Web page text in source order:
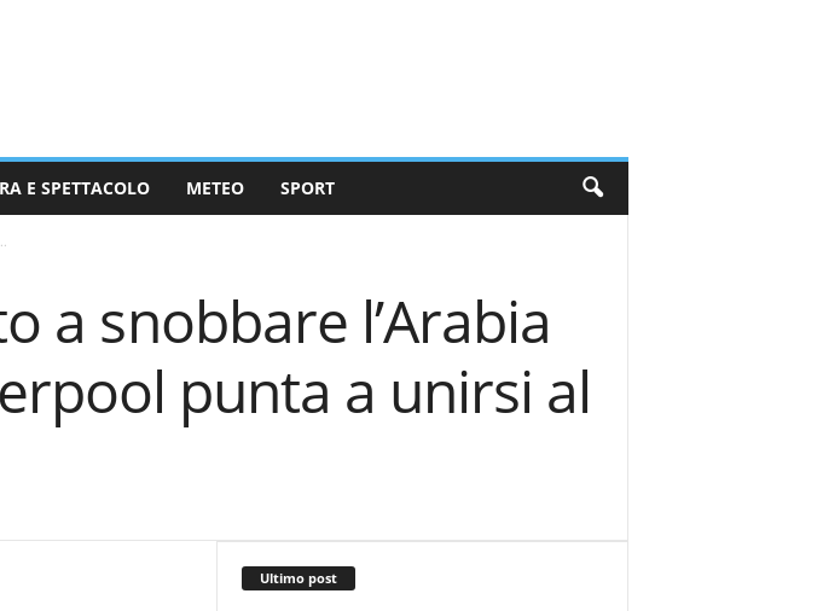
E SPETTACOLO METEO SPORT
a snobbare l’Arabia
punta a unirsi al
Ultimo post